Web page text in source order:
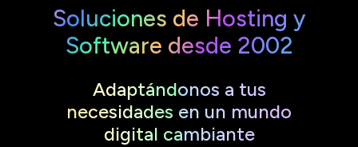
Soluciones de Hosting y
Software desde 2002
Adaptándonos a tus
necesidades en un mundo
digital cambiante